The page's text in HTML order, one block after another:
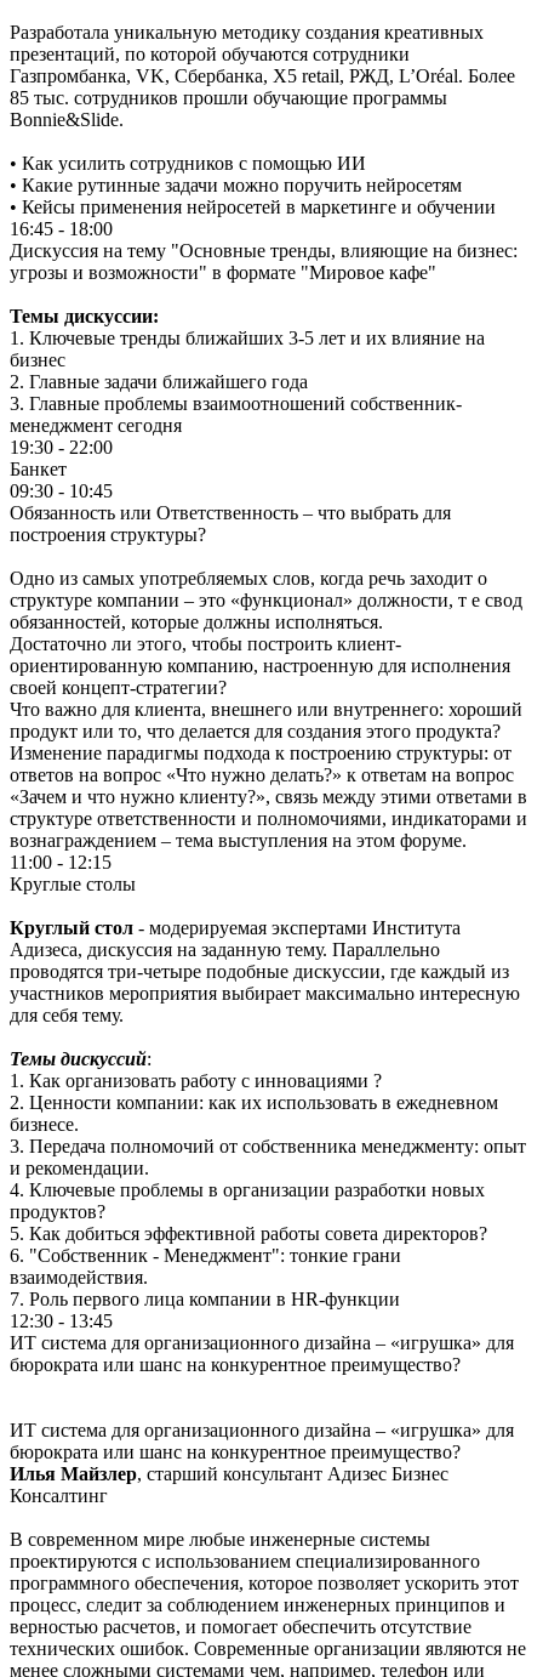
Разработала уникальную методику создания креативных
презентаций, по которой обучаются сотрудники
Газпромбанка, VK, Сбербанка, X5 retail, РЖД, L’Oréal. Более
85 тыс. сотрудников прошли обучающие программы
Bonnie&Slide.
•⁠ ⁠Как усилить сотрудников с помощью ИИ
•⁠ ⁠Какие рутинные задачи можно поручить нейросетям
•⁠ ⁠Кейсы применения нейросетей в маркетинге и обучении
16:45 - 18:00
Дискуссия на тему "Основные тренды, влияющие на бизнес:
угрозы и возможности" в формате "Мировое кафе"
Темы дискуссии:
1.⁠ ⁠Ключевые тренды ближайших 3-5 лет и их влияние на
бизнес
2.⁠ ⁠Главные задачи ближайшего года
3.⁠ ⁠Главные проблемы взаимоотношений собственник-
менеджмент сегодня
19:30 - 22:00
Банкет
09:30 - 10:45
Обязанность или Ответственность – что выбрать для
построения структуры?
Одно из самых употребляемых слов, когда речь заходит о
структуре компании – это «функционал» должности, т е свод
обязанностей, которые должны исполняться.
Достаточно ли этого, чтобы построить клиент-
ориентированную компанию, настроенную для исполнения
своей концепт-стратегии?
Что важно для клиента, внешнего или внутреннего: хороший
продукт или то, что делается для создания этого продукта?
Изменение парадигмы подхода к построению структуры: от
ответов на вопрос «Что нужно делать?» к ответам на вопрос
«Зачем и что нужно клиенту?», связь между этими ответами в
структуре ответственности и полномочиями, индикаторами и
вознаграждением – тема выступления на этом форуме.
11:00 - 12:15
Круглые столы
Круглый стол - модерируемая экспертами Института
Адизеса, дискуссия на заданную тему. Параллельно
проводятся три-четыре подобные дискуссии, где каждый из
участников мероприятия выбирает максимально интересную
для себя тему.
Темы дискуссий:
1.⁠ ⁠Как организовать работу с инновациями ?
2.⁠ ⁠Ценности компании: как их использовать в ежедневном
бизнесе.
3.⁠ ⁠Передача полномочий от собственника менеджменту: опыт
и рекомендации.
4.⁠ ⁠Ключевые проблемы в организации разработки новых
продуктов?
5.⁠ ⁠Как добиться эффективной работы совета директоров?
6.⁠ "⁠Собственник - Менеджмент": тонкие грани
взаимодействия.
7.⁠ ⁠Роль первого лица компании в HR-функции
12:30 - 13:45
ИТ система для организационного дизайна – «игрушка» для
бюрократа или шанс на конкурентное преимущество?
ИТ система для организационного дизайна – «игрушка» для
бюрократа или шанс на конкурентное преимущество?
Илья Майзлер, старший консультант Адизес Бизнес
Консалтинг
В современном мире любые инженерные системы
проектируются с использованием специализированного
программного обеспечения, которое позволяет ускорить этот
процесс, следит за соблюдением инженерных принципов и
верностью расчетов, и помогает обеспечить отсутствие
технических ошибок. Современные организации являются не
менее сложными системами чем, например, телефон или